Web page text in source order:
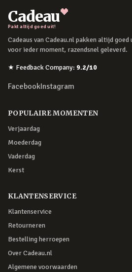
Cadeau
Pakt altijd goed uit!
Cadeaus van Cadeau.nl pakken altijd
voor ieder moment, razendsnel geleverd.
★ Feedback Company: 9.2/10
FacebookInstagram
POPULAIRE MOMENTEN
Verjaardag
Moederdag
Vaderdag
Kerst
KLANTENSERVICE
Klantenservice
Retourneren
Bestelling herroepen
Over Cadeau.nl
Algemene voorwaarden